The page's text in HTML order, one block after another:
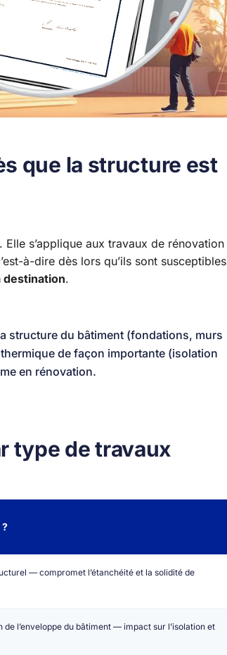
que la structure est
s’applique aux travaux de rénovation
à-dire dès lors qu’ils sont susceptibles
destination.
structure du bâtiment (fondations, murs
de façon importante (isolation
en rénovation.
type de travaux
— compromet l’étanchéité et la solidité de
de l’enveloppe du bâtiment — impact sur l’isolation et